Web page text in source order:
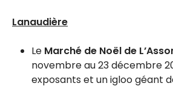
Lanaudière
Le Marché de Noël de
novembre au 23 décembre
exposants et un igloo géant